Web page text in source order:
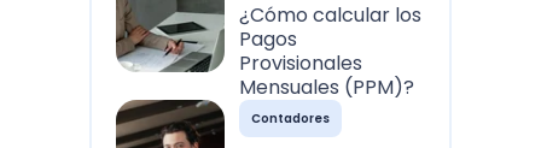
¿Cómo calcular los
Pagos
Provisionales
Mensuales (PPM)?
Contadores